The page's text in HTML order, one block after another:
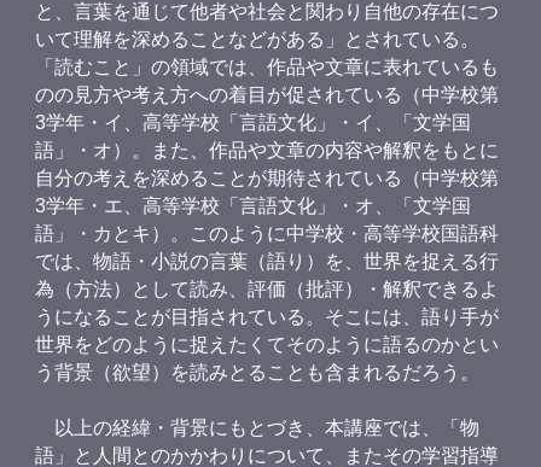
と、言葉を通じて他者や社会と関わり自他の存在につ
いて理解を深めることなどがある」とされている。
「読むこと」の領域では、作品や文章に表れているも
のの見方や考え方への着目が促されている（中学校第
3学年・イ、高等学校「言語文化」・イ、「文学国
語」・オ）。また、作品や文章の内容や解釈をもとに
自分の考えを深めることが期待されている（中学校第
3学年・エ、高等学校「言語文化」・オ、「文学国
語」・カとキ）。このように中学校・高等学校国語科
では、物語・小説の言葉（語り）を、世界を捉える行
為（方法）として読み、評価（批評）・解釈できるよ
うになることが目指されている。そこには、語り手が
世界をどのように捉えたくてそのように語るのかとい
う背景（欲望）を読みとることも含まれるだろう。
以上の経緯・背景にもとづき、本講座では、「物
語」と人間とのかかわりについて、またその学習指導